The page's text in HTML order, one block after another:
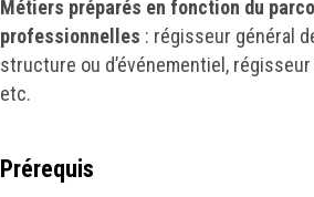
Métiers préparés en fonction du
professionnelles : régisseur général
structure ou d’événementiel,
etc.
Prérequis